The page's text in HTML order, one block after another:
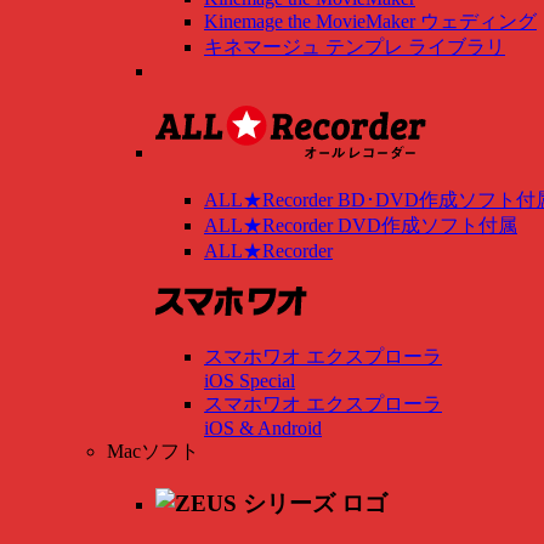
Kinemage the MovieMaker ウェディング
キネマージュ テンプレ ライブラリ
ALL★Recorder BD･DVD作成ソフト付
ALL★Recorder DVD作成ソフト付属
ALL★Recorder
スマホワオ エクスプローラ
iOS Special
スマホワオ エクスプローラ
iOS & Android
Macソフト